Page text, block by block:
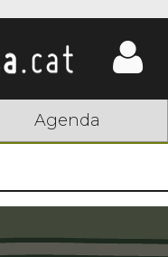
Agenda